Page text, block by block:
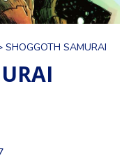
SHOGGOTH SAMURAI